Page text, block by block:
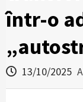
într-o
13/10/2025